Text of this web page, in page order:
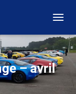
U
V
R
I
– avril